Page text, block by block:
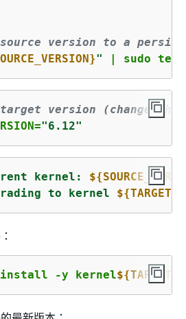
source version to a
" | sudo tee
version (change
"6.12"
kernel: ${
to kernel ${
install -y kernel${